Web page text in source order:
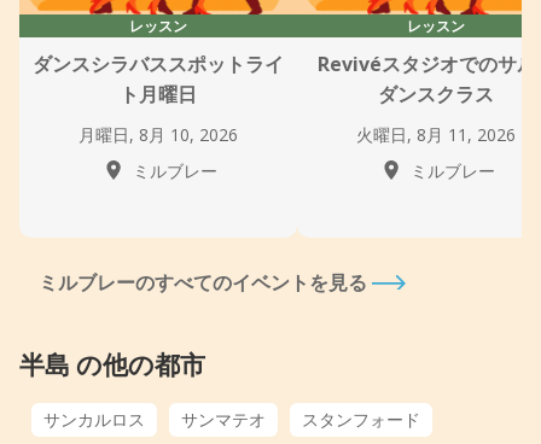
レッスン
ダンスシラバススポットライ
ト月曜日
月曜日, 8月 10, 2026
ミルブレー
レッスン
Revivéスタジオでのサル
ダンスクラス
火曜日, 8月 11, 2026
ミルブレー
ミルブレーのすべてのイベントを見る
半島 の他の都市
サンカルロス サンマテオ
スタンフォード